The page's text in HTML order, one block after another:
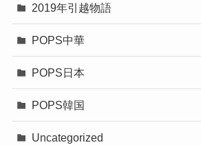
2019年引越物語
POPS中華
POPS日本
POPS韓国
Uncategorized